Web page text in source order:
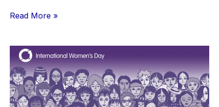
Read More »
Hari
Perempuan
Bukan
Sekadar